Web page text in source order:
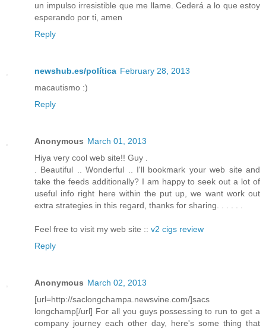
un impulso irresistible que me llame. Cederá a lo que estoy
esperando por ti, amen
Reply
newshub.es/política February 28, 2013
macautismo :)
Reply
Anonymous March 01, 2013
Hіya very сool web site!! Guy .
. Beautiful .. Wοnderful .. I'll bookmark your web site and
take the feeds additionally? I am happy to seek out a lot of
useful info right here within the put up, we want work out
extra strategies in this regard, thanks for sharing. . . . . .
Feel free to visit my web site :: v2 cigs review
Reply
Anonymous March 02, 2013
[url=http://saclongchampa.newsvine.com/]sacs
longchamp[/url] For all you guys possessing to run to get a
company journey each other day, here's some thing that